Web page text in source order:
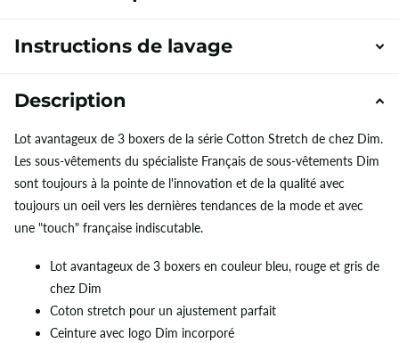
Instructions de lavage
Description
Lot avantageux de 3 boxers de la série Cotton Stretch de chez Dim.
Les sous-vêtements du spécialiste Français de sous-vêtements Dim
sont toujours à la pointe de l'innovation et de la qualité avec
toujours un oeil vers les dernières tendances de la mode et avec
une "touch" française indiscutable.
Lot avantageux de 3 boxers en couleur bleu, rouge et gris de
chez Dim
Coton stretch pour un ajustement parfait
Ceinture avec logo Dim incorporé